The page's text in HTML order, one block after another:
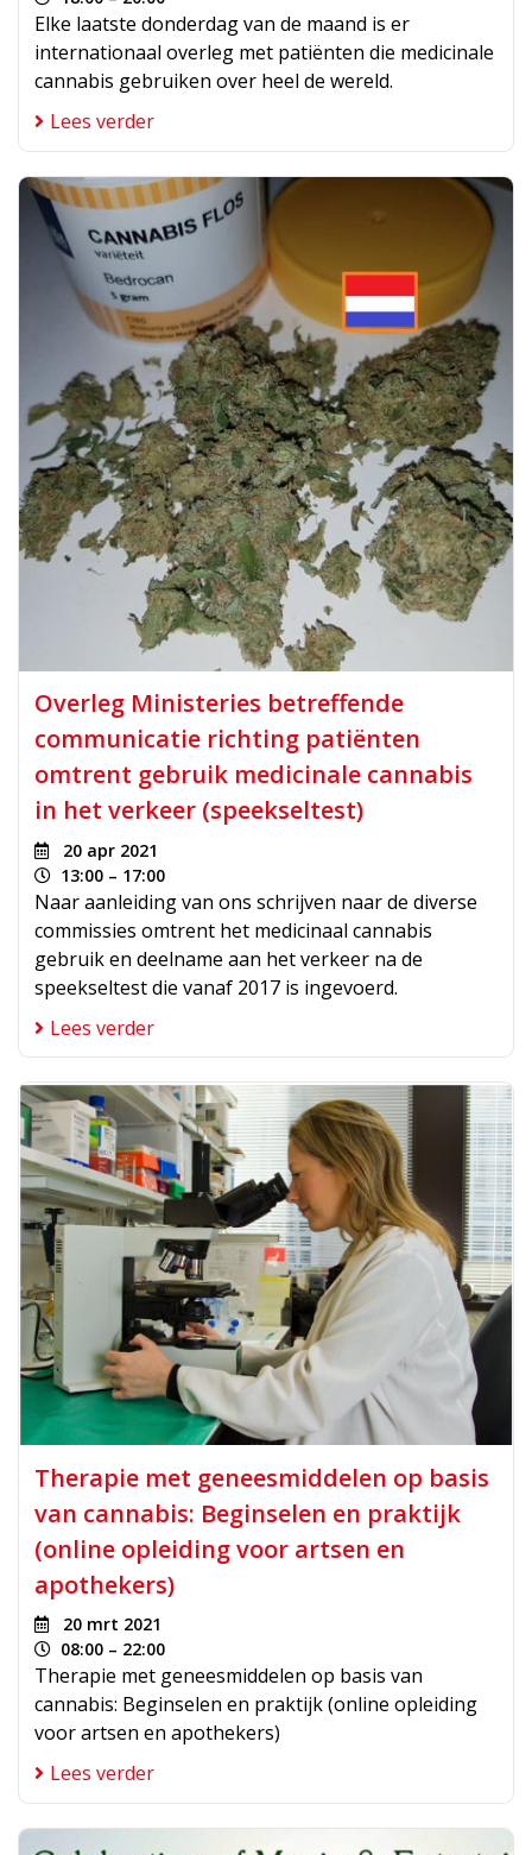
Elke laatste donderdag van de maand is er
internationaal overleg met patiënten die medicinale
cannabis gebruiken over heel de wereld.
Lees verder
Overleg Ministeries betreffende
communicatie richting patiënten
omtrent gebruik medicinale cannabis
in het verkeer (speekseltest)
20 apr 2021
13:00 – 17:00
Naar aanleiding van ons schrijven naar de diverse
commissies omtrent het medicinaal cannabis
gebruik en deelname aan het verkeer na de
speekseltest die vanaf 2017 is ingevoerd.
Lees verder
Therapie met geneesmiddelen op basis
van cannabis: Beginselen en praktijk
(online opleiding voor artsen en
apothekers)
20 mrt 2021
08:00 – 22:00
Therapie met geneesmiddelen op basis van
cannabis: Beginselen en praktijk (online opleiding
voor artsen en apothekers)
Lees verder